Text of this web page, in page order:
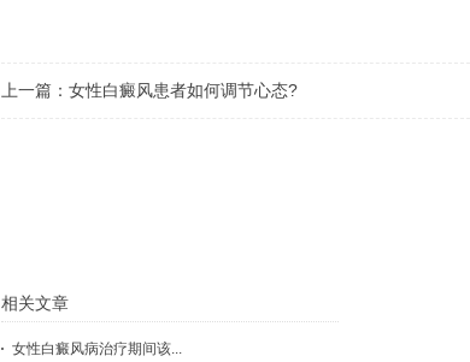
上一篇： 女性白癜风患者如何调节心态?
相关文章
女性白癜风病治疗期间该...